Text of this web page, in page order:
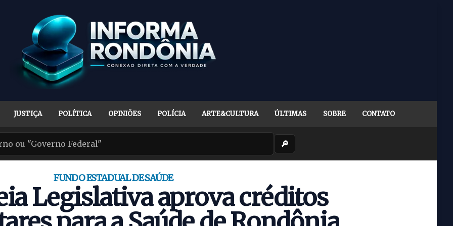
JUSTIÇA POLÍTICA OPINIÕES POLÍCIA ARTE&CULTURA ÚLTIMAS SOBRE CONTATO
🔎
FUNDO ESTADUAL DE SAÚDE
Legislativa aprova créditos